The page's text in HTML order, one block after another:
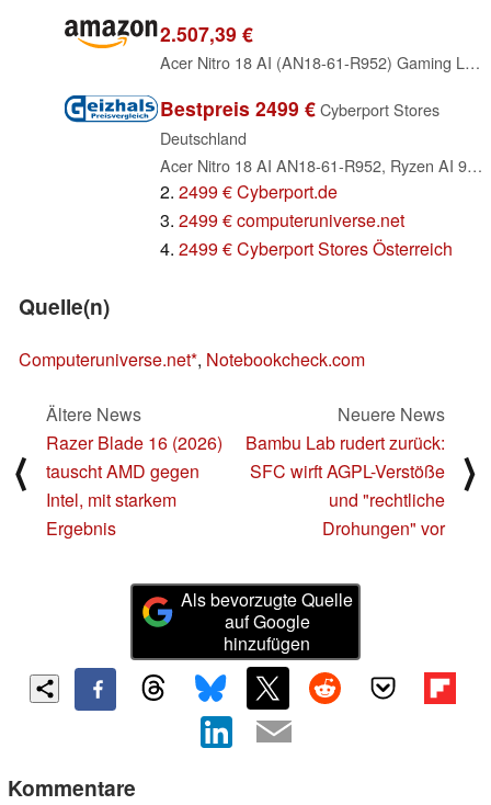
2.507,39 €
Acer Nitro 18 AI (AN18-61-R952) Gaming Laptop, 18" WQXGA IPS 165Hz Display, AMD Ryzen AI 9 365, 32 GB RAM, 1 TB GB SSD, NVIDIA GeForce RTX 5070 Ti, Windows 11, QWERTZ Tastatur, schwarz
Bestpreis 2499 € Cyberport Stores
Deutschland
Acer Nitro 18 AI AN18-61-R952, Ryzen AI 9 365, 32GB RAM, 2TB SSD, GeForce RTX 5070 Ti, DE (NH.QYEEG.004)
2. 2499 € Cyberport.de
3. 2499 € computeruniverse.net
4. 2499 € Cyberport Stores Österreich
Quelle(n)
Computeruniverse.net , Notebookcheck.com
⟨
Ältere News
Razer Blade 16 (2026)
tauscht AMD gegen
Intel, mit starkem
Ergebnis
Neuere News
Bambu Lab rudert zurück:
SFC wirft AGPL-Verstöße
und "rechtliche
Drohungen" vor
⟩
Als bevorzugte Quelle
auf Google
hinzufügen
Kommentare